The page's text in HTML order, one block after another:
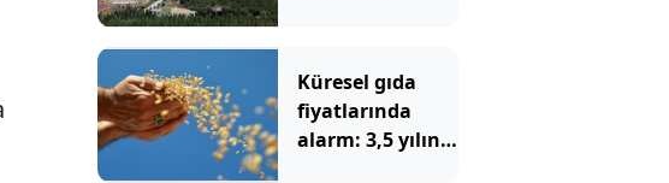
Küresel gıda
fiyatlarında
alarm: 3,5 yılın